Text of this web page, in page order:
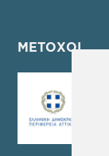
ΜΕΤΟΧΟΙ